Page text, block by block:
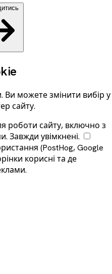
Ви можете змінити вибір у
сайту.
роботи сайту, включно з
Завжди увімкнені.
(PostHog, Google
корисні та де